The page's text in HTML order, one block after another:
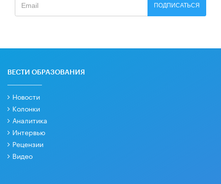
ПОДПИСАТЬСЯ
ВЕСТИ ОБРАЗОВАНИЯ
Новости
Колонки
Аналитика
Интервью
Рецензии
Видео